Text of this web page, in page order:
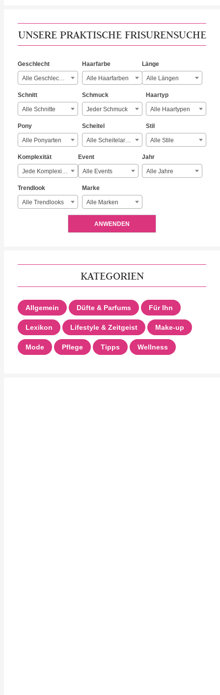
UNSERE PRAKTISCHE FRISURENSUCHE
Geschlecht
Alle Geschlechter
Haarfarbe
Alle Haarfarben
Länge
Alle Längen
Schnitt
Alle Schnitte
Schmuck
Jeder Schmuck
Haartyp
Alle Haartypen
Pony
Alle Ponyarten
Scheitel
Alle Scheitelarten
Stil
Alle Stile
Komplexität
Jede Komplexität
Event
Alle Events
Jahr
Alle Jahre
Trendlook
Alle Trendlooks
Marke
Alle Marken
ANWENDEN
KATEGORIEN
Allgemein Düfte & Parfums Für Ihn
Lexikon Lifestyle & Zeitgeist Make-up
Mode Pflege Tipps Wellness